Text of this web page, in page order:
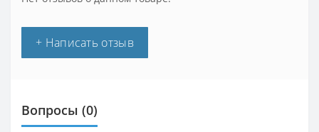
+ Написать отзыв
Вопросы (0)